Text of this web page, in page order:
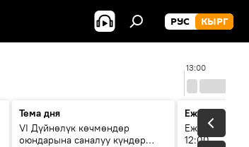
РУС КЫРГ
13:00
Тема дня
VI Дүйнөлүк көчмөндөр
оюндарына саналуу күндөр
Ежедневные
Ежедневные
12:00